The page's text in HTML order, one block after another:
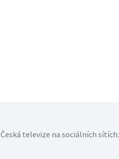
Česká televize na sociálních sítích: